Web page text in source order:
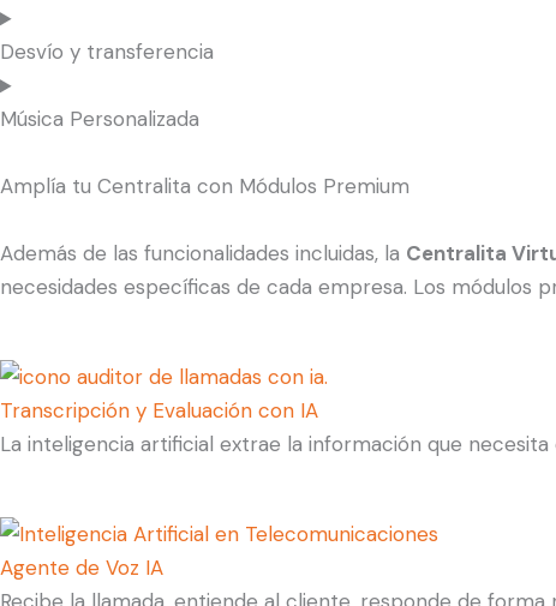
Desvío y transferencia
Música Personalizada
Amplía tu Centralita con Módulos Premium
Además de las funcionalidades incluidas, la Centralita
necesidades específicas de cada empresa. Los
Transcripción y Evaluación con IA
La inteligencia artificial extrae la información que
Agente de Voz IA